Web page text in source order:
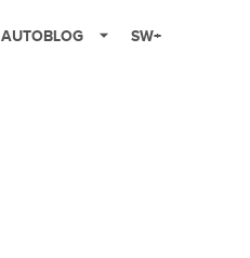
AUTOBLOG SW+